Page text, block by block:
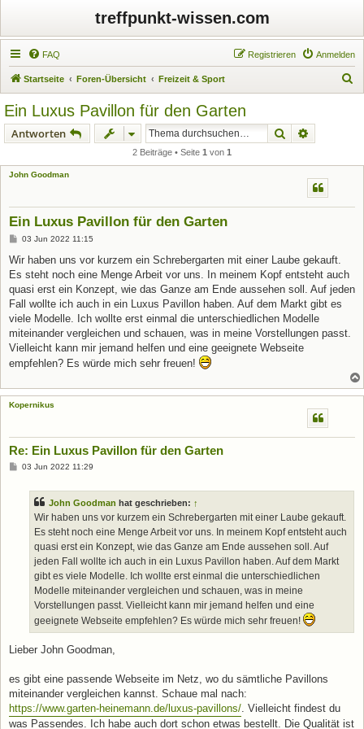
treffpunkt-wissen.com
FAQ Anmelden
Registrieren
Startseite Foren-Übersicht Freizeit & Sport
Ein Luxus Pavillon für den Garten
Antworten Suche
2 Beiträge • Seite 1 von 1
John Goodman
Ein Luxus Pavillon für den Garten
B
i
r
a
03 Jun 2022 11:15
Wir haben uns vor kurzem ein Schrebergarten mit einer Laube gekauft.
Es steht noch eine Menge Arbeit vor uns. In meinem Kopf entsteht auch
quasi erst ein Konzept, wie das Ganze am Ende aussehen soll. Auf jeden
Fall wollte ich auch in ein Luxus Pavillon haben. Auf dem Markt gibt es
viele Modelle. Ich wollte erst einmal die unterschiedlichen Modelle
miteinander vergleichen und schauen, was in meine Vorstellungen passt.
Vielleicht kann mir jemand helfen und eine geeignete Webseite
empfehlen? Es würde mich sehr freuen!
Kopernikus
Re: Ein Luxus Pavillon für den Garten
B03 Jun 2022 11:29
John Goodman hat geschrieben: ↑
Wir haben uns vor kurzem ein Schrebergarten mit einer Laube gekauft.
Es steht noch eine Menge Arbeit vor uns. In meinem Kopf entsteht auch
quasi erst ein Konzept, wie das Ganze am Ende aussehen soll. Auf
jeden Fall wollte ich auch in ein Luxus Pavillon haben. Auf dem Markt
gibt es viele Modelle. Ich wollte erst einmal die unterschiedlichen
Modelle miteinander vergleichen und schauen, was in meine
Vorstellungen passt. Vielleicht kann mir jemand helfen und eine
geeignete Webseite empfehlen? Es würde mich sehr freuen!
Lieber John Goodman,
es gibt eine passende Webseite im Netz, wo du sämtliche Pavillons
miteinander vergleichen kannst. Schaue mal nach:
https://www.garten-heinemann.de/luxus-pavillons/. Vielleicht findest du
was Passendes. Ich habe auch dort schon etwas bestellt. Die Qualität ist